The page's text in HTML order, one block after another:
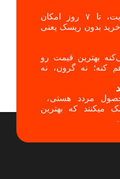
در صورت عدم رضایت، تا ۷ روز امکان
خرید بدون ریسک یعنی
بهترین قیمت رو
کنه؛ نه گرون، نه
مردد هستی،
میکنند که بهترین